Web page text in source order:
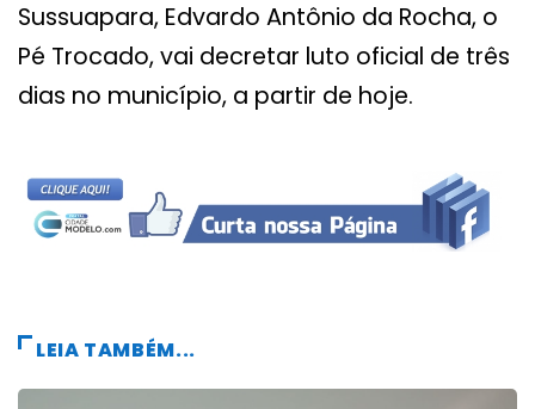
Sussuapara, Edvardo Antônio da Rocha, o
Pé Trocado, vai decretar luto oficial de três
dias no município, a partir de hoje.
LEIA TAMBÉM...